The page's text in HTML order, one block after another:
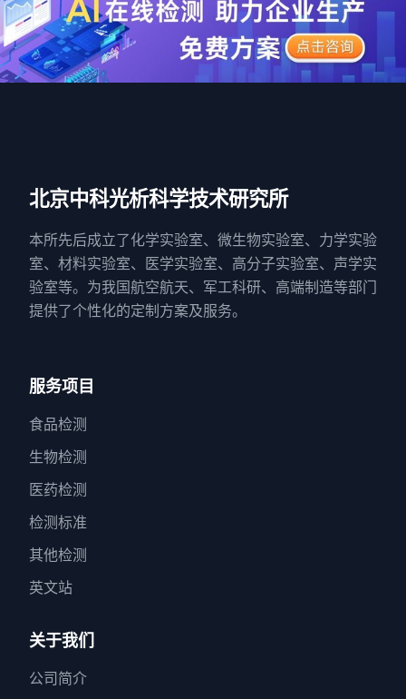
北京中科光析科学技术研究所
本所先后成立了化学实验室、微生物实验室、力学实验
室、材料实验室、医学实验室、高分子实验室、声学实
验室等。为我国航空航天、军工科研、高端制造等部门
提供了个性化的定制方案及服务。
服务项目
食品检测
生物检测
医药检测
检测标准
其他检测
英文站
关于我们
公司简介